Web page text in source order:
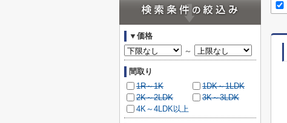
▼価格
～
間取り
1R～1K
1DK～1LDK
2K～2LDK
3K～3LDK
4K～4LDK以上